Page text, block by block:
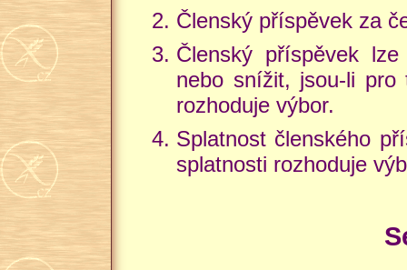
Členský příspěvek za
Členský příspěvek
nebo snížit, jsou-li
rozhoduje výbor.
Splatnost členského
splatnosti rozhoduje